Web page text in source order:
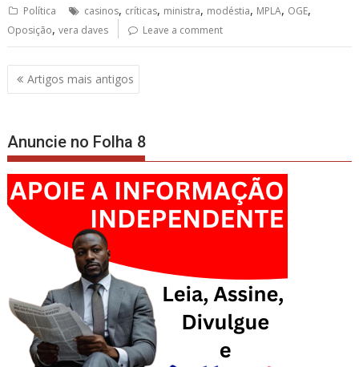
Política casinos, críticas, ministra, modéstia, MPLA, OGE,
Oposição,vera daves Leave a comment
Navegação
de
Artigos mais antigos
Anuncie no Folha 8